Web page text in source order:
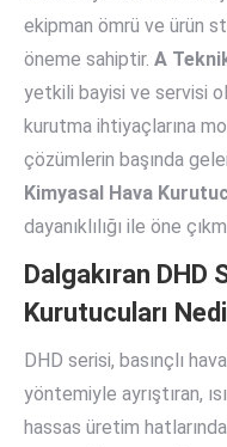
ekipman ömrü ve ürün
öneme sahiptir. A
yetkili bayisi ve servisi
kurutma ihtiyaçlarına
çözümlerin başında
Kimyasal Hava
dayanıklılığı ile öne
Dalgakıran DHD
Kurutucuları
DHD serisi, basınçlı
yöntemiyle ayrıştıran,
hassas üretim